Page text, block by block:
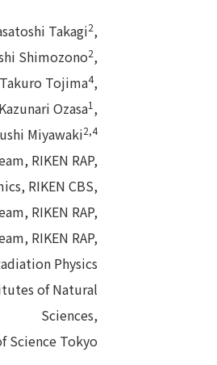
Takagi2,
Shimozono2,
Tojima4,
Ozasa1 ,
Miyawaki2,4
RIKEN RAP,
RIKEN CBS,
RIKEN RAP,
RIKEN RAP,
Physics
of Natural
Sciences,
Science Tokyo